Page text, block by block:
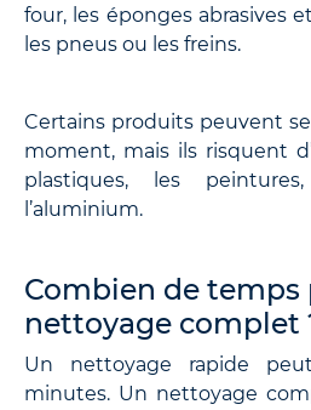
four, les éponges abrasives
les pneus ou les freins.
Certains produits peuvent
moment, mais ils risquent
plastiques, les
l’aluminium.
Combien de temps
nettoyage complet
Un nettoyage rapide
minutes. Un nettoyage